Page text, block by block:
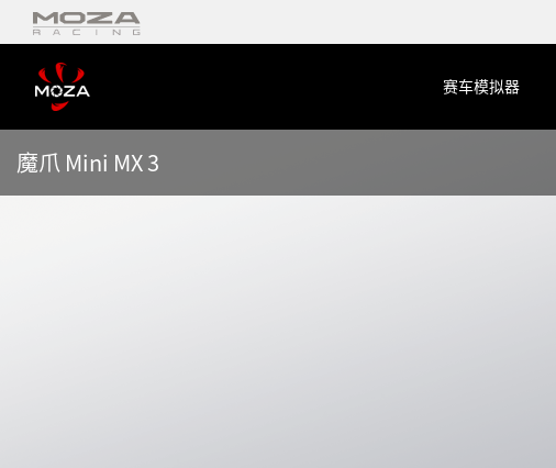
赛车模拟器
魔爪 Mini MX 3